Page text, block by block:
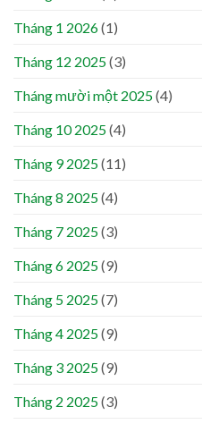
Tháng 1 2026(1)
Tháng 12 2025(3)
Tháng mười một 2025(4)
Tháng 10 2025(4)
Tháng 9 2025(11)
Tháng 8 2025(4)
Tháng 7 2025(3)
Tháng 6 2025(9)
Tháng 5 2025(7)
Tháng 4 2025(9)
Tháng 3 2025(9)
Tháng 2 2025(3)